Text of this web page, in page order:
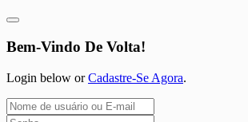
Bem-Vindo De Volta!
Login below orCadastre-Se Agora.